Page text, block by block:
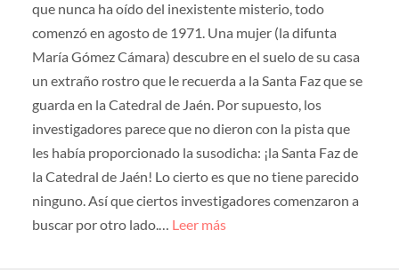
que nunca ha oído del inexistente misterio, todo
comenzó en agosto de 1971. Una mujer (la difunta
María Gómez Cámara) descubre en el suelo de su casa
un extraño rostro que le recuerda a la Santa Faz que se
guarda en la Catedral de Jaén. Por supuesto, los
investigadores parece que no dieron con la pista que
les había proporcionado la susodicha: ¡la Santa Faz de
la Catedral de Jaén! Lo cierto es que no tiene parecido
ninguno. Así que ciertos investigadores comenzaron a
buscar por otro lado.… Leer más